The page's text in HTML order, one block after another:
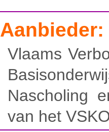
Aanbieder:
Vlaams
Nascholing
van het